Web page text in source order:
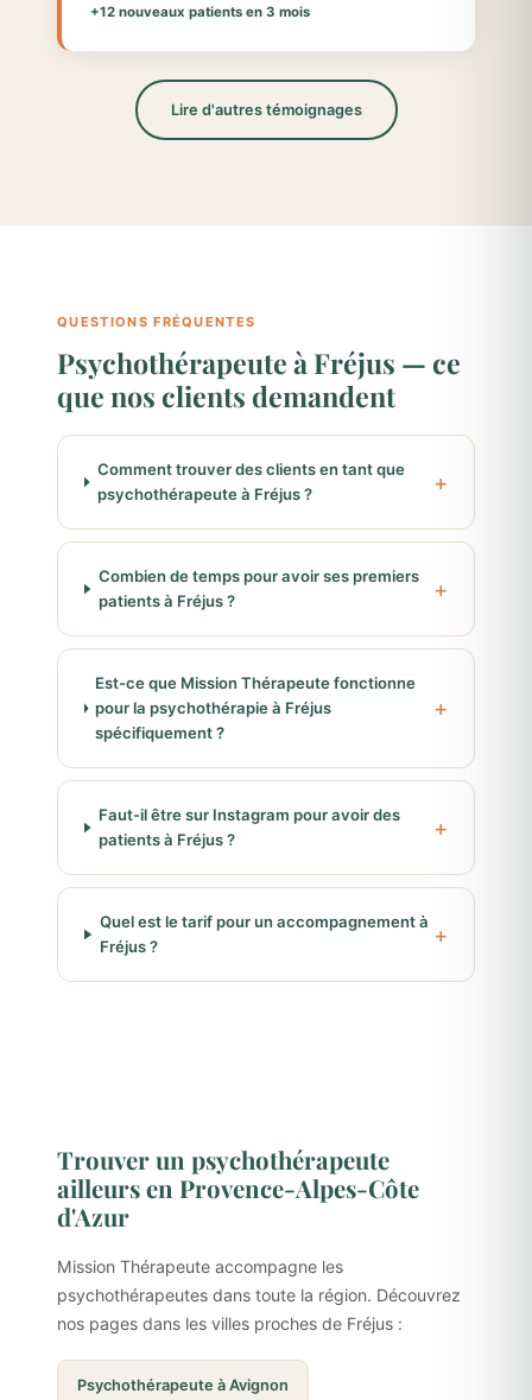
+12 nouveaux patients en 3 mois
Lire d'autres témoignages
QUESTIONS FRÉQUENTES
Psychothérapeute à Fréjus — ce
que nos clients demandent
Comment trouver des clients en tant que
psychothérapeute à Fréjus ?
Combien de temps pour avoir ses premiers
patients à Fréjus ?
Est-ce que Mission Thérapeute fonctionne
pour la psychothérapie à Fréjus
spécifiquement ?
Faut-il être sur Instagram pour avoir des
patients à Fréjus ?
Quel est le tarif pour un accompagnement à
Fréjus ?
Trouver un psychothérapeute
ailleurs en Provence-Alpes-Côte
d'Azur
Mission Thérapeute accompagne les
psychothérapeutes dans toute la région. Découvrez
nos pages dans les villes proches de Fréjus :
Psychothérapeute à Avignon